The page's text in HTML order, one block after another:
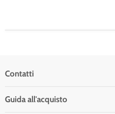
Contatti
Guida all'acquisto